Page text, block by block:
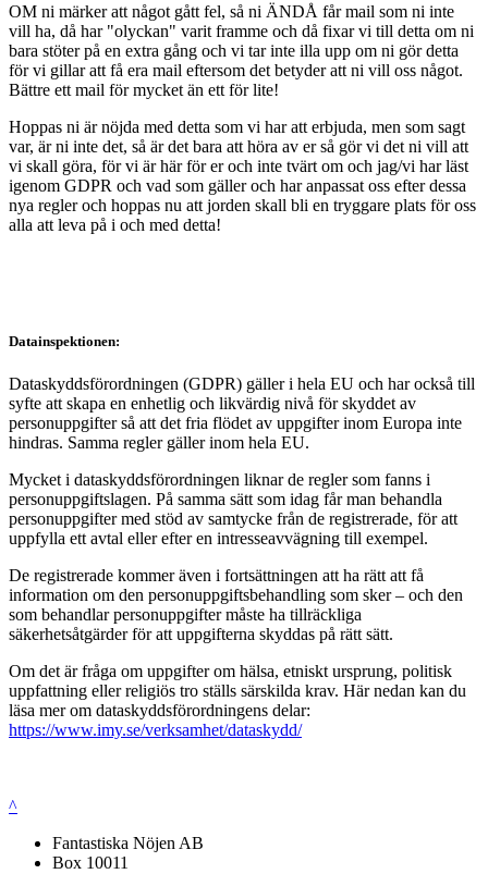
OM ni märker att något gått fel, så ni ÄNDÅ får mail som ni inte
vill ha, då har "olyckan" varit framme och då fixar vi till detta om ni
bara stöter på en extra gång och vi tar inte illa upp om ni gör detta
för vi gillar att få era mail eftersom det betyder att ni vill oss något.
Bättre ett mail för mycket än ett för lite!
Hoppas ni är nöjda med detta som vi har att erbjuda, men som sagt
var, är ni inte det, så är det bara att höra av er så gör vi det ni vill att
vi skall göra, för vi är här för er och inte tvärt om och jag/vi har läst
igenom GDPR och vad som gäller och har anpassat oss efter dessa
nya regler och hoppas nu att jorden skall bli en tryggare plats för oss
alla att leva på i och med detta!
Datainspektionen:
Dataskyddsförordningen (GDPR) gäller i hela EU och har också till
syfte att skapa en enhetlig och likvärdig nivå för skyddet av
personuppgifter så att det fria flödet av uppgifter inom Europa inte
hindras. Samma regler gäller inom hela EU.
Mycket i dataskyddsförordningen liknar de regler som fanns i
personuppgiftslagen. På samma sätt som idag får man behandla
personuppgifter med stöd av samtycke från de registrerade, för att
uppfylla ett avtal eller efter en intresseavvägning till exempel.
De registrerade kommer även i fortsättningen att ha rätt att få
information om den personuppgiftsbehandling som sker – och den
som behandlar personuppgifter måste ha tillräckliga
säkerhetsåtgärder för att uppgifterna skyddas på rätt sätt.
Om det är fråga om uppgifter om hälsa, etniskt ursprung, politisk
uppfattning eller religiös tro ställs särskilda krav. Här nedan kan du
läsa mer om dataskyddsförordningens delar:
https://www.imy.se/verksamhet/dataskydd/
^
Fantastiska Nöjen AB
Box 10011